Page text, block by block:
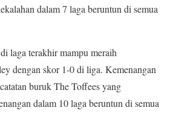
dalam 7 laga beruntun di semua
laga terakhir mampu meraih
dengan skor 1-0 di liga. Kemenangan
buruk The Toffees yang
dalam 10 laga beruntun di semua